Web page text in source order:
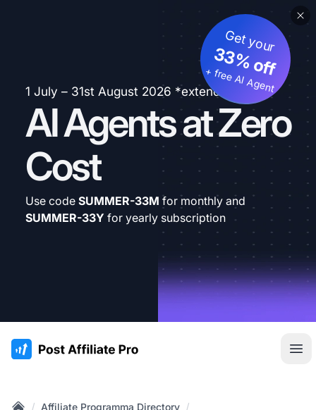
1 July – 31st August 2026 *extended
AI Agents at Zero
Cost
Get your
33% off
+ free AI Agent
Use code SUMMER-33M for monthly and
SUMMER-33Y for yearly subscription
:site.title
/ Affiliate Programma Directory /